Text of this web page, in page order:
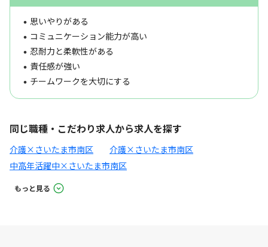
思いやりがある
コミュニケーション能力が高い
忍耐力と柔軟性がある
責任感が強い
チームワークを大切にする
同じ職種・こだわり求人から求人を探す
介護×さいたま市南区
介護×さいたま市南区
中高年活躍中×さいたま市南区
もっと見る